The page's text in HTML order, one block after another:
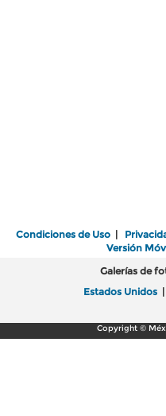
Condiciones de Uso
Versión
Galerías de
Estados Unidos
Copyright ©